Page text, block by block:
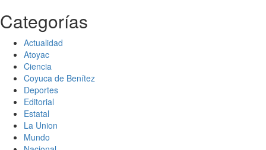
Categorías
Actualidad
Atoyac
Ciencia
Coyuca de Benítez
Deportes
Editorial
Estatal
La Union
Mundo